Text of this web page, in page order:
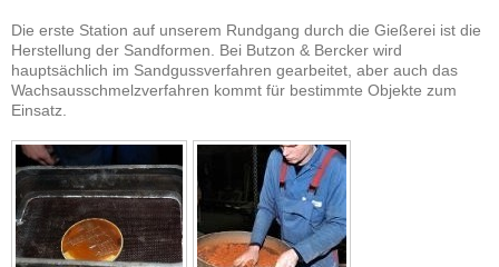
Die erste Station auf unserem Rundgang durch die Gießerei ist die
Herstellung der Sandformen. Bei Butzon & Bercker wird
hauptsächlich im Sandgussverfahren gearbeitet, aber auch das
Wachsausschmelzverfahren kommt für bestimmte Objekte zum
Einsatz.